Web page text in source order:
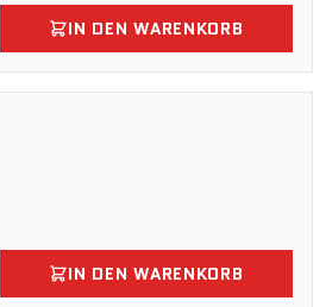
IN DEN WARENKORB
IN DEN WARENKORB